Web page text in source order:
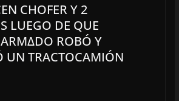
CHOFER Y 2
LUEGO DE QUE
ROBÓ Y
UN TRACTOCAMIÓN